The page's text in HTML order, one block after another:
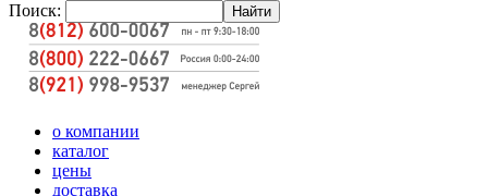
Поиск:
о компании
каталог
цены
доставка